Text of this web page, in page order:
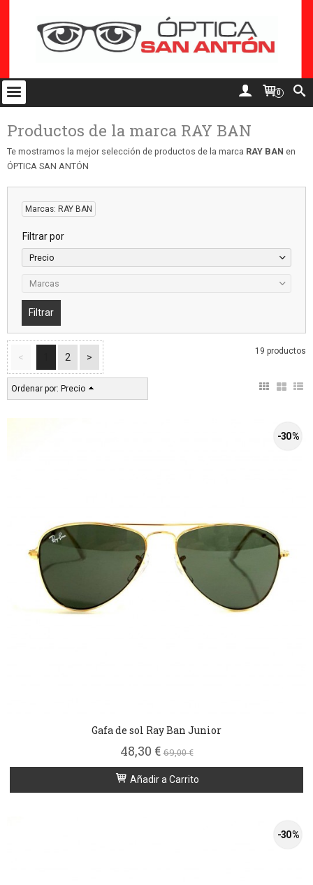
0
Productos de la marca RAY BAN
Te mostramos la mejor selección de productos de la marca RAY BAN en
ÓPTICA SAN ANTÓN
Marcas: RAY BAN
Filtrar por
Precio
Marcas
< 2 >
19 productos
Ordenar por: Precio
-30 %
Gafa de sol Ray Ban Junior
48,30 €69,00 €
Añadir a Carrito
-30 %